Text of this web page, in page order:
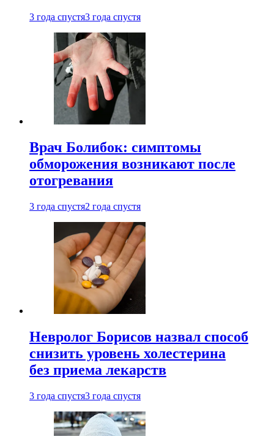
3 года спустя3 года спустя
Врач Болибок: симптомы
обморожения возникают после
отогревания
3 года спустя2 года спустя
Невролог Борисов назвал способ
снизить уровень холестерина
без приема лекарств
3 года спустя3 года спустя